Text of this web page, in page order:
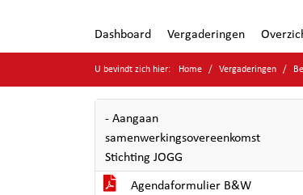
Dashboard Vergaderingen
U bevindt zich hier: Home Vergaderingen
- Aangaan
samenwerkingsovereenkomst
Stichting JOGG
Agendaformulier B&W